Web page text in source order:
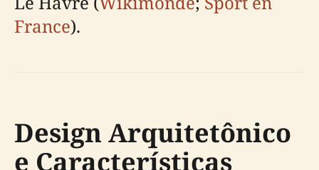
France).
Design Arquitetônico
e Características